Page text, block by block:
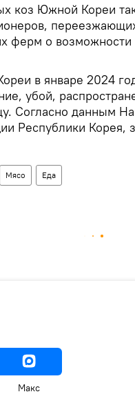
коз Южной Кореи
ферм о
в январе 2024
убой,
Согласно данным
Республики Корея,
Мясо Еда
Макс